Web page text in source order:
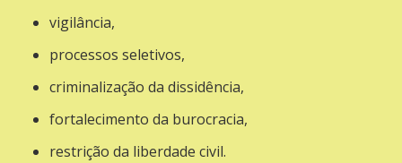
vigilância,
processos seletivos,
criminalização da dissidência,
fortalecimento da burocracia,
restrição da liberdade civil.